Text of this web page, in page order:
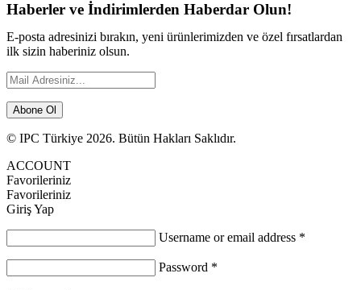
Haberler ve İndirimlerden Haberdar Olun!
E-posta adresinizi bırakın, yeni ürünlerimizden ve özel fırsatlardan
ilk sizin haberiniz olsun.
Abone Ol
© IPC Türkiye 2026. Bütün Hakları Saklıdır.
ACCOUNT
Favorileriniz
Favorileriniz
Giriş Yap
Username or email address *
Password *